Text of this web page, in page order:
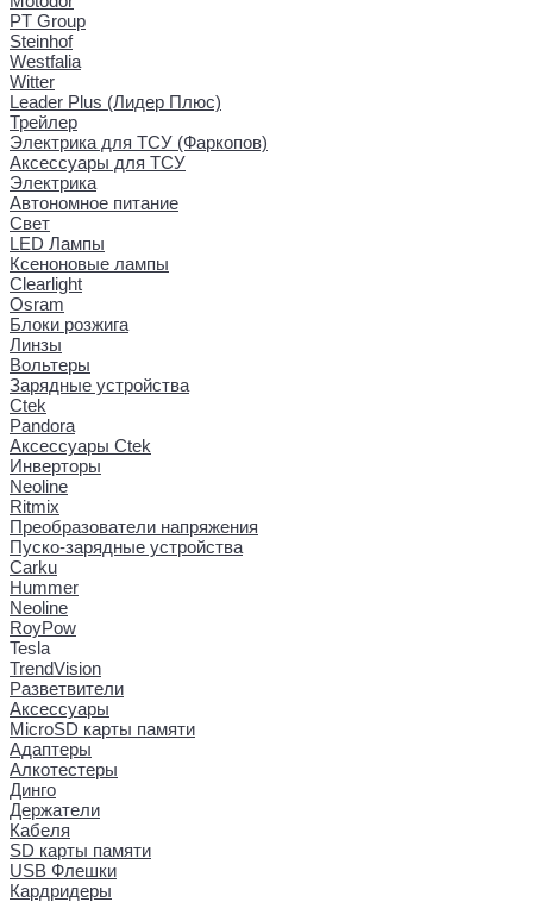
PT Group
Steinhof
Westfalia
Witter
Leader Plus (Лидер Плюс)
Трейлер
Электрика для ТСУ (Фаркопов)
Аксессуары для ТСУ
Электрика
Автономное питание
Свет
LED Лампы
Ксеноновые лампы
Clearlight
Osram
Блоки розжига
Линзы
Вольтеры
Зарядные устройства
Ctek
Pandora
Аксессуары Ctek
Инверторы
Neoline
Ritmix
Преобразователи напряжения
Пуско-зарядные устройства
Carku
Hummer
Neoline
RoyPow
Tesla
TrendVision
Разветвители
Аксессуары
MicroSD карты памяти
Адаптеры
Алкотестеры
Динго
Держатели
Кабеля
SD карты памяти
USB Флешки
Кардридеры